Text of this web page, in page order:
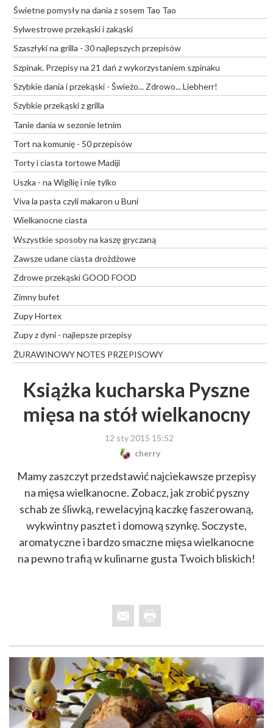
Świetne pomysły na dania z sosem Tao Tao
Sylwestrowe przekąski i zakąski
Szaszłyki na grilla - 30 najlepszych przepisów
Szpinak. Przepisy na 21 dań z wykorzystaniem szpinaku
Szybkie dania i przekąski - Świeżo... Zdrowo... Liebherr!
Szybkie przekąski z grilla
Tanie dania w sezonie letnim
Tort na komunię - 50 przepisów
Torty i ciasta tortowe Madiji
Uszka - na Wigilię i nie tylko
Viva la pasta czyli makaron u Buni
Wielkanocne ciasta
Wszystkie sposoby na kaszę gryczaną
Zawsze udane ciasta drożdżowe
Zdrowe przekąski GOOD FOOD
Zimny bufet
Zupy Hortex
Zupy z dyni - najlepsze przepisy
ŻURAWINOWY NOTES PRZEPISOWY
Książka kucharska Pyszne
mięsa na stół wielkanocny
12 sty 2015 15:52
cherry
Mamy zaszczyt przedstawić najciekawsze przepisy
na mięsa wielkanocne. Zobacz, jak zrobić pyszny
schab ze śliwką, rewelacyjną kaczkę faszerowaną,
wykwintny pasztet i domową szynkę. Soczyste,
aromatyczne i bardzo smaczne mięsa wielkanocne
na pewno trafią w kulinarne gusta Twoich bliskich!